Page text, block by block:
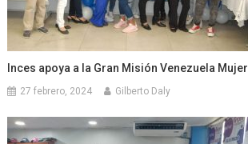
Inces apoya a la Gran Misión Venezuela Mujer
27 febrero, 2024 Gilberto Daly